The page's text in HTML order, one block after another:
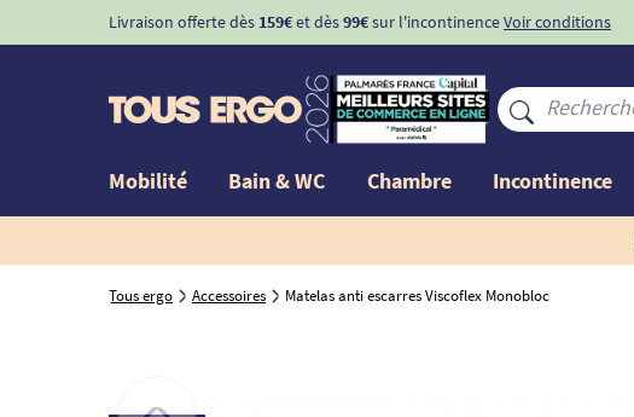
Livraison offerte dès 159€et dès99€sur l'incontinenceVoir conditions
Mobilité Bain & WC Chambre Incontinence
Tous ergo Accessoires Matelas anti escarres Viscoflex Monobloc